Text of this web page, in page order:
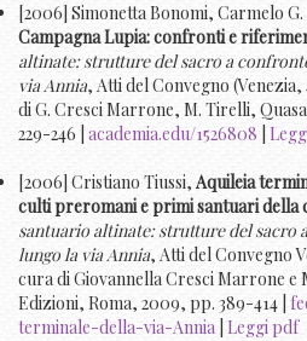
[2006] Simonetta Bonomi, Carmelo
Campagna Lupia: confronti e
altinate: strutture del sacro a
via Annia, Atti del Convegno
di G. Cresci Marrone, M. Tirelli,
229-246 | academia.edu/1526808
[2006] Cristiano Tiussi, Aquileia
culti preromani e primi santuari della
santuario altinate: strutture del sacro
lungo la via Annia, Atti del Convegno
cura di Giovannella Cresci Marrone
Edizioni, Roma, 2009, pp. 389-414 |
terminale-della-via-Annia Leggi pdf